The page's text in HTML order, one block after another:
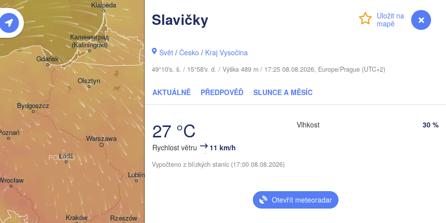
myVentusky Předpověď
Slavičky
Svět /Česko / Kraj Vysočina
49°10's. š. / 15°58'v. d. / Výška 489 m / 17:25 08.08.2026, Europe/Prague (UTC+2)
AKTUÁLNĚ PŘEDPOVĚĎ SLUNCE A MĚSÍC
27 °C
Rychlost větru 11 km/h
Vlhkost 30 %
Vypočteno z blízkých stanic (17:00 08.08.2026)
Otevřít meteoradar
Warszawa
Kraków
Łódź
Olsztyn
Rzeszów
Klaipėda
Gdańsk
Калининград
(Kaliningrad)
Bydgoszcz
POLSKO
(Kyiv)
Мінск
Гомель
Бабруйск
Баранавічы
Житомир
(Zhytomyr)
(Pinsk)
Магілёў
(Mahilioŭ)
Lublin
Брэст
(Brest)
BĚLORUSKO
LITVA